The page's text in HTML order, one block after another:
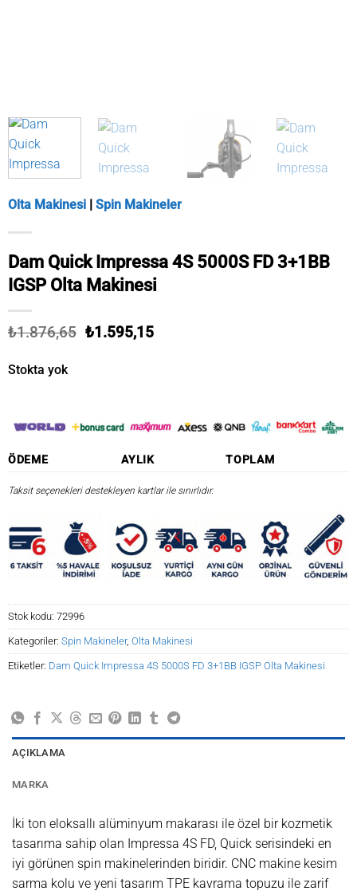
Olta Makinesi | Spin Makineler
Dam Quick Impressa 4S 5000S FD 3+1BB
IGSP Olta Makinesi
₺1.876,65 Orijinal
₺1.595,15Şu
Stokta yok
ÖDEME AYLIK TOPLAM
Taksit seçenekleri destekleyen kartlar ile sınırlıdır.
Stok kodu: 72996
Kategoriler: Spin Makineler, Olta Makinesi
Etiketler: Dam Quick Impressa 4S 5000S FD 3+1BB IGSP Olta Makinesi
AÇIKLAMA
MARKA
İki ton eloksallı alüminyum makarası ile özel bir kozmetik
tasarıma sahip olan Impressa 4S FD, Quick serisindeki en
iyi görünen spin makinelerinden biridir. CNC makine kesim
sarma kolu ve yeni tasarım TPE kavrama topuzu ile zarif